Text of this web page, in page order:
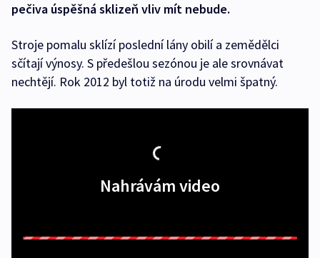
pečiva úspěšná sklizeň vliv mít nebude.
Stroje pomalu sklízí poslední lány obilí a zemědělci
sčítají výnosy. S předešlou sezónou je ale srovnávat
nechtějí. Rok 2012 byl totiž na úrodu velmi špatný.
Nahrávám video